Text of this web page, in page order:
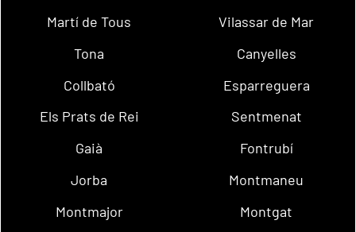
Martí de Tous
Vilassar de Mar
Tona
Canyelles
Collbató
Esparreguera
Els Prats de Rei
Sentmenat
Gaià
Fontrubí
Jorba
Montmaneu
Montmajor
Montgat